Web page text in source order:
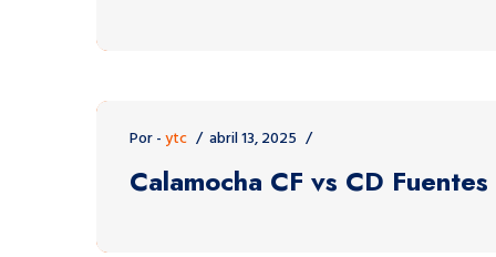
Por -ytc abril 13, 2025
Calamocha CF vs CD Fuentes